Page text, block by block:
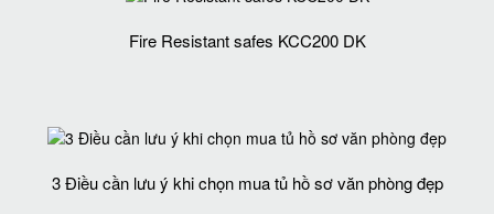
Fire Resistant safes KCC200 DK
3 Điều cần lưu ý khi chọn mua tủ hồ sơ văn phòng đẹp